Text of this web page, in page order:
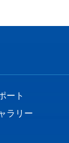
ート
ラリー